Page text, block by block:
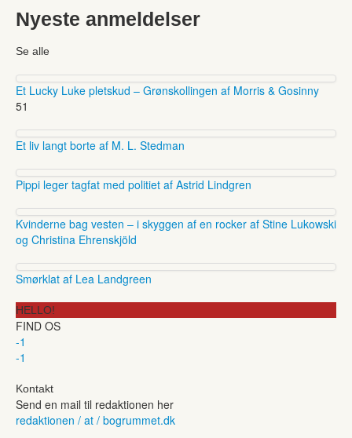
Nyeste anmeldelser
Se alle
Et Lucky Luke pletskud – Grønskollingen af Morris & Gosinny
51
Et liv langt borte af M. L. Stedman
Pippi leger tagfat med politiet af Astrid Lindgren
Kvinderne bag vesten – i skyggen af en rocker af Stine Lukowski
og Christina Ehrenskjöld
Smørklat af Lea Landgreen
HELLO!
FIND OS
-1
-1
Kontakt
Send en mail til redaktionen her
redaktionen / at / bogrummet.dk